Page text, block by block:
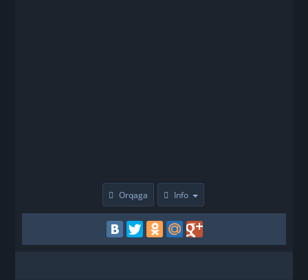
Orqaga Info